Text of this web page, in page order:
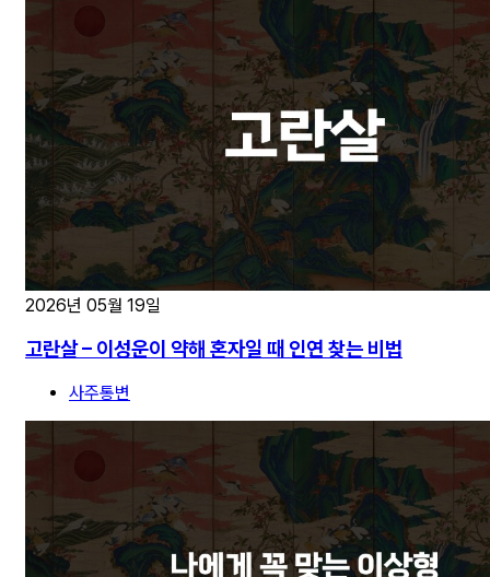
2026년 05월 19일
고란살 – 이성운이 약해 혼자일 때 인연 찾는 비법
사주통변